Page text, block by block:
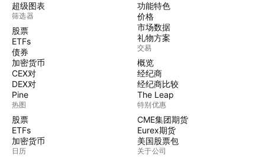
超级图表
筛选器
股票
ETFs
债券
加密货币
CEX对
DEX对
Pine
热图
股票
ETFs
加密货币
日历
功能特色
价格
市场数据
礼物方案
交易
概览
经纪商
经纪商比较
The Leap
特别优惠
CME集团期货
Eurex期货
美国股票包
关于公司